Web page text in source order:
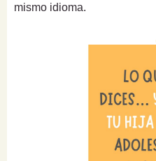
mismo idioma.